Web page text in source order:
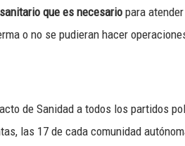
que es necesario para
o no se pudieran hacer
de Sanidad a todos los partidos
las 17 de cada comunidad